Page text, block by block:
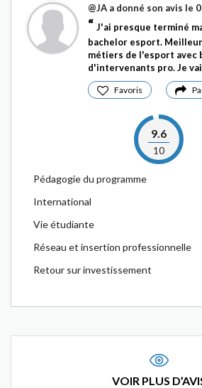
@JA a donné son avis le
J'ai presque terminé
bachelor esport.
métiers de l'esport avec
d'intervenants pro. Je
Favoris
9.6
10
Pédagogie du programme
International
Vie étudiante
Réseau et insertion professionnelle
Retour sur investissement
VOIR PLUS